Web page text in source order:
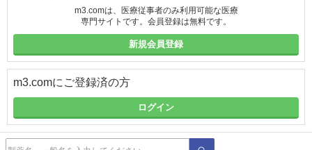
m3.comは、医療従事者のみ利用可能な医療
専門サイトです。会員登録は無料です。
新規会員登録
m3.comにご登録済の方
ログイン